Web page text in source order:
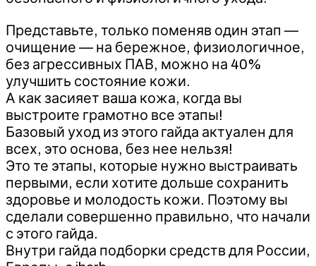
‌Представьте, только поменяв один этап —
очищение — на бережное, физиологичное,
без агрессивных ПАВ, можно на 40%
улучшить состояние кожи.
‌А как засияет ваша кожа, когда вы
выстроите грамотно все этапы!
Базовый уход из этого гайда актуален для
всех, это основа, без нее нельзя!
‌Это те этапы, которые нужно выстраивать
первыми, если хотите дольше сохранить
здоровье и молодость кожи. Поэтому вы
сделали совершенно правильно, что начали
с этого гайда.
Внутри гайда подборки средств для России,